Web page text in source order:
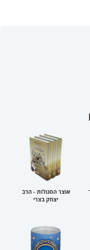
אוצר הסגולות - הרב
יצחק בצרי